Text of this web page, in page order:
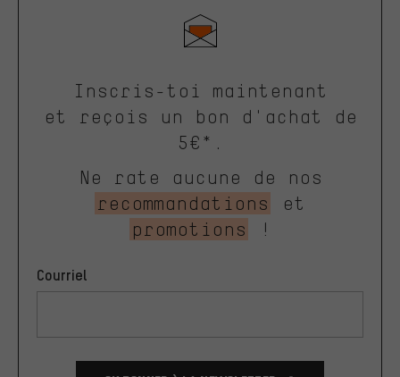
Inscris-toi maintenant
et reçois un bon d'achat de
5€*.
Ne rate aucune de nos
recommandations
et
promotions
!
Courriel